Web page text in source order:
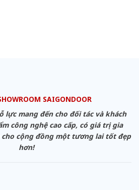
SAIGONDOOR
lực mang đến cho đối tác và khách
công nghệ cao cấp, có giá trị gia
cộng đồng một tương lai tốt đẹp
hơn!